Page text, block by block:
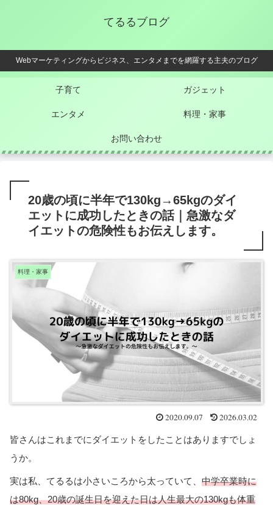
てるるブログ
Webマーケティングからビジネス、エンタメまでを網羅する主夫のブログ
子育て ガジェット
エンタメ 料理・家事
お問い合わせ
20歳の頃に半年で130kg→65kgのダイ
エットに成功したときの話｜急激なダ
イエットの危険性もお伝えします。
料理・家事
2020.09.07 2026.03.02
皆さんはこれまでにダイエットをしたことはありますでしょ
うか。
実は私、てるるは小さいころから太っていて、 中学卒業時に
は80kg、20歳の誕生日を迎えた日は人生最大の130kgも体重